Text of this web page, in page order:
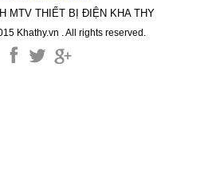
MTV THIẾT BỊ ĐIỆN KHA THY
Khathy.vn . All rights reserved.